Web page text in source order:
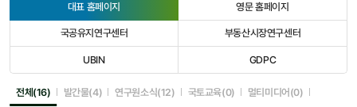
대표 홈페이지
선
택
됨
영문 홈페이지
선
택
안
됨
국공유지연구센터
선
택
안
됨
부동산시장연구센터
선
택
안
됨
UBIN
선
택
안
됨
GDPC
선
택
안
됨
전체(16)선택됨발간물(4)선택안됨
연구원소식(12)선택안됨
국토교육(0)선택안됨
멀티미디어(0)선택안됨